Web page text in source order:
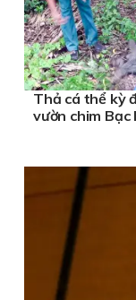
Thả cá thể kỳ
vườn chim Bạc